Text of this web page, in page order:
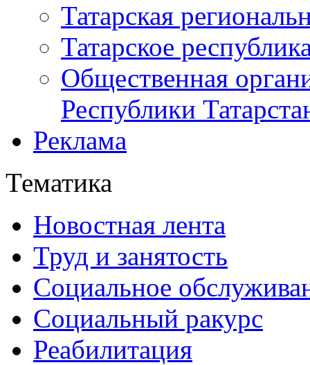
Татарская
Татарское
Общественная
Республики
Реклама
Тематика
Новостная лента
Труд и занятость
Социальное
Социальный ракурс
Реабилитация